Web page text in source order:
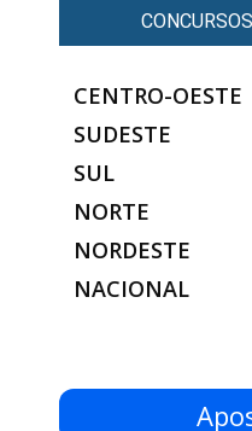
CENTRO-OESTE
SUDESTE
SUL
NORTE
NORDESTE
NACIONAL